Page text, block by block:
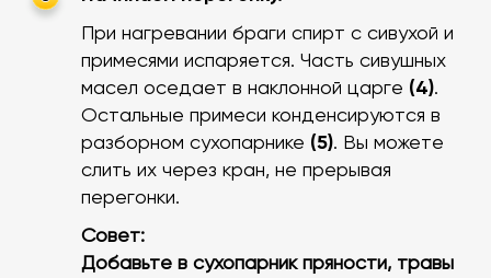
При нагревании браги спирт с сивухой и
примесями испаряется. Часть сивушных
масел оседает в наклонной царге (4).
Остальные примеси конденсируются в
разборном сухопарнике (5). Вы можете
слить их через кран, не прерывая
перегонки.
Совет:
Добавьте в сухопарник пряности, травы